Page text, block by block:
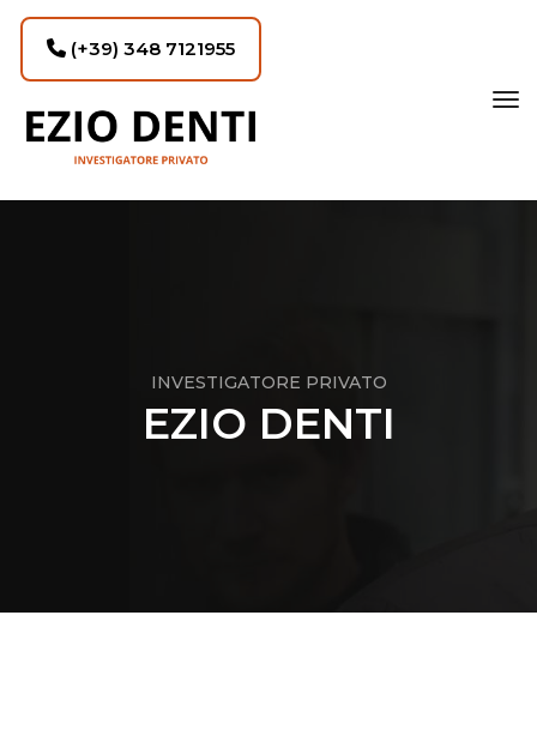
(+39) 348 7121955
INVESTIGATORE PRIVATO
EZIO DENTI